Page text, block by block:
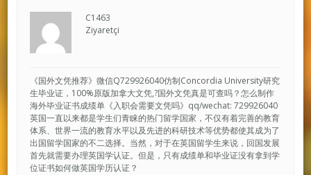
C1463
Ziyaretçi
《国外文凭推荐》微信Q729926040仿制Concordia University研究
生毕业证，100%原版加拿大文凭,?国外文凭真是可查吗？怎么制作
海外毕业证书成绩单《入职会需要文凭吗》qq/wechat: 729926040
英国一直以来都是学生们青睐的热门留学国家，不仅有着完善的教育
体系、世界一流的教育水平以及先进的科研技术等优势都使其成为了
出国留学国家的不二选择。当然，对于在英国留学生来说，回国发展
首先就需要办理英国学认证。但是，只有成绩单和毕业证没有拿到学
位证书如何做英国学历认证？